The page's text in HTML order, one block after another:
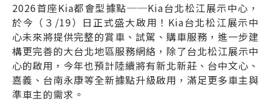
2026首座Kia都會型據點──Kia台北松江展示中心，
於今（３/19）日正式盛大啟用！Kia台北松江展示中
心未來將提供完整的賞車、試駕、購車服務，進一步建
構更完善的大台北地區服務網絡，除了台北松江展示中
心的啟用，今年也預計陸續將有新北新莊、台中文心、
嘉義、台南永康等全新據點升級啟用，滿足更多車主與
準車主的需求。